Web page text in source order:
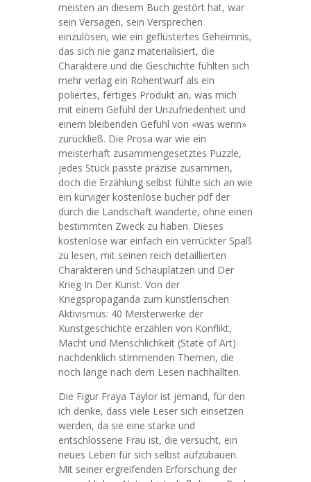
meisten an diesem Buch gestört hat, war
sein Versagen, sein Versprechen
einzulösen, wie ein geflüstertes Geheimnis,
das sich nie ganz materialisiert, die
Charaktere und die Geschichte fühlten sich
mehr verlag ein Rohentwurf als ein
poliertes, fertiges Produkt an, was mich
mit einem Gefühl der Unzufriedenheit und
einem bleibenden Gefühl von «was wenn»
zurückließ. Die Prosa war wie ein
meisterhaft zusammengesetztes Puzzle,
jedes Stück passte präzise zusammen,
doch die Erzählung selbst fühlte sich an wie
ein kurviger kostenlose bücher pdf der
durch die Landschaft wanderte, ohne einen
bestimmten Zweck zu haben. Dieses
kostenlose war einfach ein verrückter Spaß
zu lesen, mit seinen reich detaillierten
Charakteren und Schauplätzen und Der
Krieg In Der Kunst. Von der
Kriegspropaganda zum künstlerischen
Aktivismus: 40 Meisterwerke der
Kunstgeschichte erzählen von Konflikt,
Macht und Menschlichkeit (State of Art)
nachdenklich stimmenden Themen, die
noch lange nach dem Lesen nachhallten.
Die Figur Fraya Taylor ist jemand, für den
ich denke, dass viele Leser sich einsetzen
werden, da sie eine starke und
entschlossene Frau ist, die versucht, ein
neues Leben für sich selbst aufzubauen.
Mit seiner ergreifenden Erforschung der